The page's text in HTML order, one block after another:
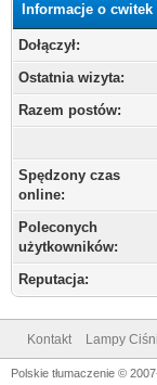
Informacje o cwitek
Dołączył:
Ostatnia wizyta:
Razem postów:
Spędzony czas
online:
Poleconych
użytkowników:
Reputacja:
Kontakt Lampy
Polskie tłumaczenie ©